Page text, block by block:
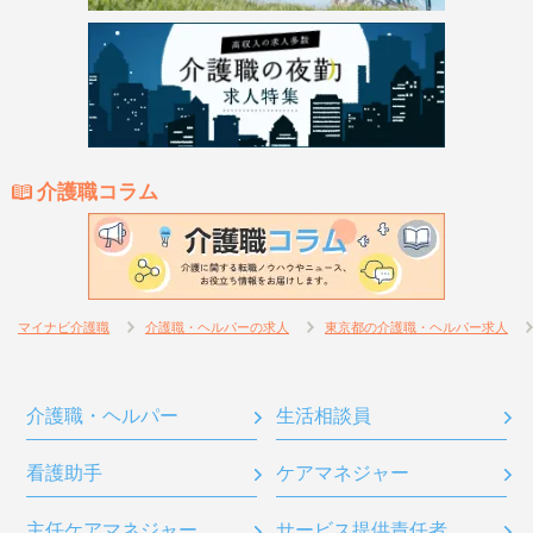
介護職コラム
マイナビ介護職 介護職・ヘルパーの求人 東京都の介護職・ヘルパー求人
介護職・ヘルパー 生活相談員
看護助手 ケアマネジャー